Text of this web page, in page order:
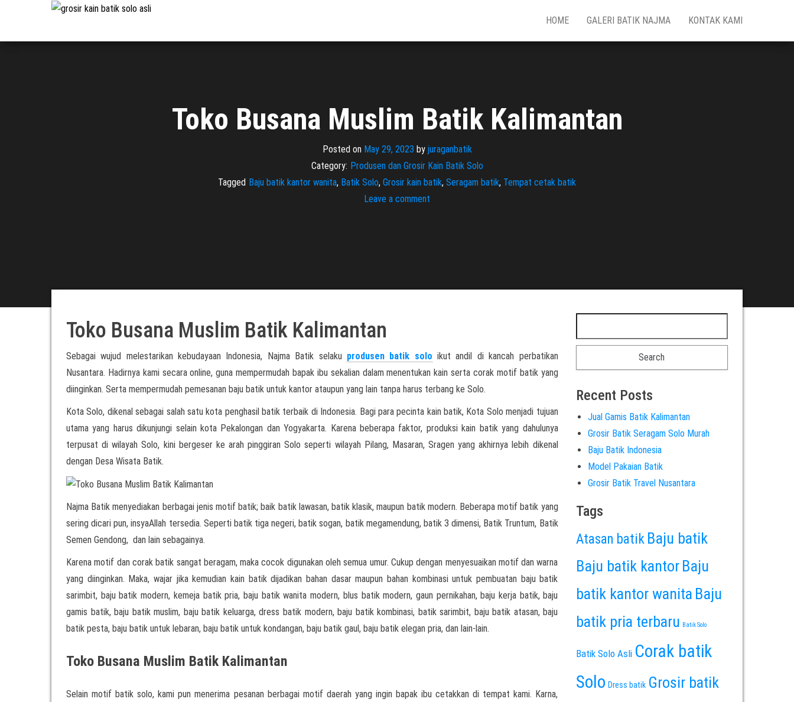
Pabrik
Jasa
Pabrik
HOME GALERI BATIK NAJMA KONTAK KAMI
Toko Busana Muslim Batik Kalimantan
Posted on May 29, 2023 by juraganbatik
Category: Produsen dan Grosir Kain Batik Solo
Tagged Baju batik kantor wanita, Batik Solo, Grosir kain batik, Seragam batik, Tempat cetak batik
Leave a comment
Toko Busana Muslim Batik Kalimantan
Sebagai wujud melestarikan kebudayaan Indonesia, Najma Batik selaku produsen batik solo ikut andil di kancah perbatikan
Nusantara. Hadirnya kami secara online, guna mempermudah bapak ibu sekalian dalam menentukan kain serta corak motif batik yang
diinginkan. Serta mempermudah pemesanan baju batik untuk kantor ataupun yang lain tanpa harus terbang ke Solo.
Kota Solo, dikenal sebagai salah satu kota penghasil batik terbaik di Indonesia. Bagi para pecinta kain batik, Kota Solo menjadi tujuan
utama yang harus dikunjungi selain kota Pekalongan dan Yogyakarta. Karena beberapa faktor, produksi kain batik yang dahulunya
terpusat di wilayah Solo, kini bergeser ke arah pinggiran Solo seperti wilayah Pilang, Masaran, Sragen yang akhirnya lebih dikenal
dengan Desa Wisata Batik.
Najma Batik menyediakan berbagai jenis motif batik; baik batik lawasan, batik klasik, maupun batik modern. Beberapa motif batik yang
sering dicari pun, insyaAllah tersedia. Seperti batik tiga negeri, batik sogan, batik megamendung, batik 3 dimensi, Batik Truntum, Batik
Semen Gendong, dan lain sebagainya.
Karena motif dan corak batik sangat beragam, maka cocok digunakan oleh semua umur. Cukup dengan menyesuaikan motif dan warna
yang diinginkan. Maka, wajar jika kemudian kain batik dijadikan bahan dasar maupun bahan kombinasi untuk pembuatan baju batik
sarimbit, baju batik modern, kemeja batik pria, baju batik wanita modern, blus batik modern, gaun pernikahan, baju kerja batik, baju
gamis batik, baju batik muslim, baju batik keluarga, dress batik modern, baju batik kombinasi, batik sarimbit, baju batik atasan, baju
batik pesta, baju batik untuk lebaran, baju batik untuk kondangan, baju batik gaul, baju batik elegan pria, dan lain-lain.
Toko Busana Muslim Batik Kalimantan
Selain motif batik solo, kami pun menerima pesanan berbagai motif daerah yang ingin bapak ibu cetakkan di tempat kami. Karna,
Recent Posts
Jual Gamis Batik Kalimantan
Grosir Batik Seragam Solo Murah
Baju Batik Indonesia
Model Pakaian Batik
Grosir Batik Travel Nusantara
Tags
Atasan batik Baju batik
Baju batik kantor Baju
batik kantor wanita Baju
batik pria terbaru Batik Solo
Batik Solo Asli Corak batik
Solo Dress batik Grosir batik